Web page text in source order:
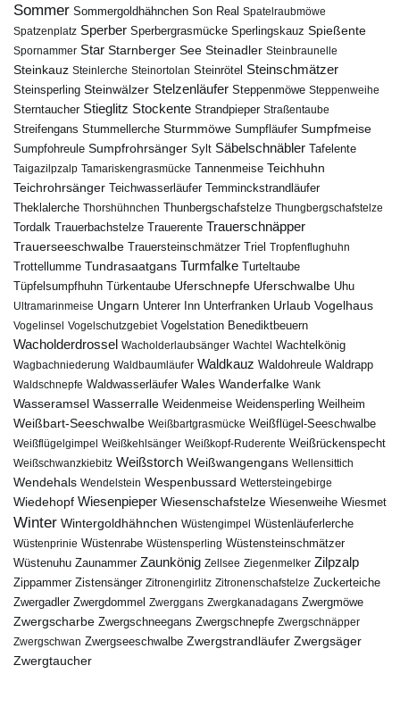
Sommer Sommergoldhähnchen Son Real Spatelraubmöwe
Spatzenplatz Sperber Sperbergrasmücke Sperlingskauz Spießente
Spornammer Star Starnberger See Steinadler Steinbraunelle
Steinkauz Steinlerche Steinortolan Steinrötel Steinschmätzer
Steinsperling Steinwälzer Stelzenläufer Steppenmöwe Steppenweihe
Sterntaucher Stieglitz Stockente Strandpieper Straßentaube
Streifengans Stummellerche Sturmmöwe Sumpfläufer Sumpfmeise
Sumpfohreule Sumpfrohrsänger Sylt Säbelschnäbler Tafelente
Taigazilpzalp Tamariskengrasmücke Tannenmeise Teichhuhn
Teichrohrsänger Teichwasserläufer Temminckstrandläufer
Theklalerche Thorshühnchen Thunbergschafstelze Thungbergschafstelze
Tordalk Trauerbachstelze Trauerente Trauerschnäpper
Trauerseeschwalbe Trauersteinschmätzer Triel Tropfenflughuhn
Trottellumme Tundrasaatgans Turmfalke Turteltaube
Tüpfelsumpfhuhn
Türkentaube Uferschnepfe Uferschwalbe Uhu
Ultramarinmeise Ungarn Unterer Inn Unterfranken Urlaub Vogelhaus
Vogelinsel Vogelschutzgebiet Vogelstation Benediktbeuern
Wacholderdrossel Wacholderlaubsänger Wachtel Wachtelkönig
Wagbachniederung Waldbaumläufer Waldkauz Waldohreule Waldrapp
Waldschnepfe Waldwasserläufer Wales Wanderfalke Wank
Wasseramsel Wasserralle Weidenmeise Weidensperling Weilheim
Weißbart-Seeschwalbe Weißbartgrasmücke Weißflügel-Seeschwalbe
Weißflügelgimpel Weißkehlsänger Weißkopf-Ruderente Weißrückenspecht
Weißschwanzkiebitz Weißstorch Weißwangengans Wellensittich
Wendehals Wendelstein Wespenbussard Wettersteingebirge
Wiedehopf Wiesenpieper Wiesenschafstelze Wiesenweihe Wiesmet
Winter Wintergoldhähnchen Wüstengimpel Wüstenläuferlerche
Wüstenprinie Wüstenrabe Wüstensperling Wüstensteinschmätzer
Wüstenuhu Zaunammer Zaunkönig Zellsee Ziegenmelker Zilpzalp
Zippammer Zistensänger Zitronengirlitz Zitronenschafstelze Zuckerteiche
Zwergadler Zwergdommel Zwerggans Zwergkanadagans Zwergmöwe
Zwergscharbe Zwergschneegans Zwergschnepfe Zwergschnäpper
Zwergschwan Zwergseeschwalbe Zwergstrandläufer Zwergsäger
Zwergtaucher